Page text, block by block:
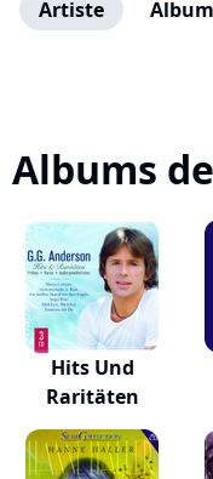
Artiste
Albums
Hits Und
Raritäten